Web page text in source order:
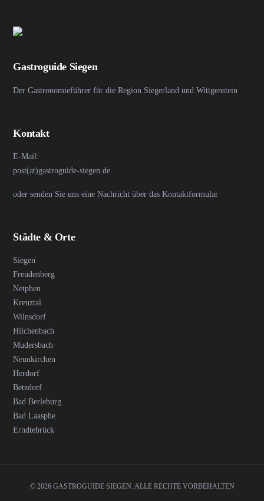
Gastroguide Siegen
Der Gastronomieführer für die Region Siegerland und Wittgenstein
Kontakt
E-Mail:
post(at)gastroguide-siegen.de
oder senden Sie uns eine Nachricht über das Kontaktformular
Städte & Orte
Siegen
Freudenberg
Netphen
Kreuztal
Wilnsdorf
Hilchenbach
Mudersbach
Neunkirchen
Herdorf
Betzdorf
Bad Berleburg
Bad Laasphe
Erndtebrück
© 2026 GASTROGUIDE SIEGEN. ALLE RECHTE VORBEHALTEN